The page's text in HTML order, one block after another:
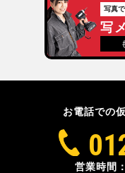
写真
写
お電話での
営業時間